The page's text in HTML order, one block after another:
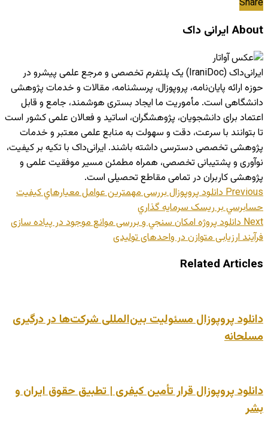
Share
About ایرانی داک
ایرانی‌داک (IraniDoc) یک پلتفرم تخصصی و مرجع علمی پیشرو در
حوزه ارائه پایان‌نامه، پروپوزال، پرسشنامه، مقالات و خدمات پژوهشی
دانشگاهی است. مأموریت ما ایجاد بستری هوشمند، جامع و قابل
اعتماد برای دانشجویان، پژوهشگران، اساتید و فعالان علمی کشور است
تا بتوانند با سرعت، دقت و سهولت به منابع علمی معتبر و خدمات
پژوهشی تخصصی دسترسی داشته باشند. ایرانی‌داک با تکیه بر کیفیت،
نوآوری و پشتیبانی تخصصی، همراه مطمئن مسیر موفقیت علمی و
پژوهشی کاربران در تمامی مقاطع تحصیلی است.
Previousدانلود پروپوزال بررسی مهمترین عوامل معيارهاي کيفيت
حسابرسي بر ريسک سرمايه گذاري
Nextدانلود پروژه امكان سنجي و بررسی موانع موجود در پیاده سازی
فرآیند ارزیابی متوازن در واحدهای تولیدی
Related Articles
دانلود پروپوزال مسئولیت بین‌المللی شرکت‌ها در درگیری
مسلحانه
دانلود پروپوزال قرار تأمین کیفری | تطبیق حقوق ایران و
بشر